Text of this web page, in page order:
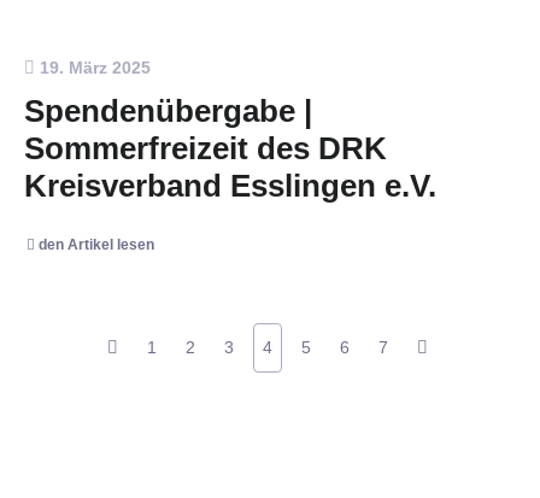
19. März 2025
Spendenübergabe |
Sommerfreizeit des DRK
Kreisverband Esslingen e.V.
den Artikel lesen
1 2 3 4 5 6 7